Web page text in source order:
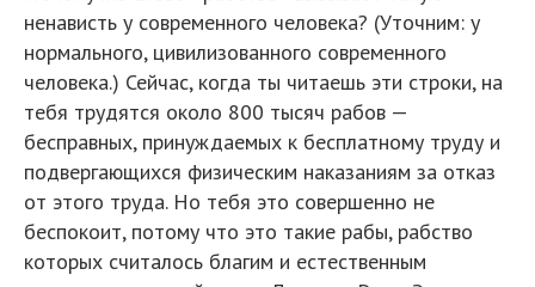
ненависть у современного человека? (Уточним: у
нормального, цивилизованного современного
человека.) Сейчас, когда ты читаешь эти строки, на
тебя трудятся около 800 тысяч рабов —
бесправных, принуждаемых к бесплатному труду и
подвергающихся физическим наказаниям за отказ
от этого труда. Но тебя это совершенно не
беспокоит, потому что это такие рабы, рабство
которых считалось благим и естественным